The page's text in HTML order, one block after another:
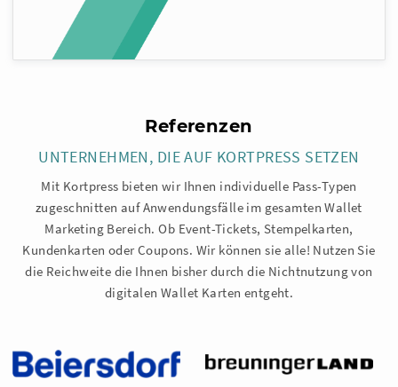
Referenzen
UNTERNEHMEN, DIE AUF KORTPRESS SETZEN
Mit Kortpress bieten wir Ihnen individuelle Pass-Typen
zugeschnitten auf Anwendungsfälle im gesamten Wallet
Marketing Bereich. Ob Event-Tickets, Stempelkarten,
Kundenkarten oder Coupons. Wir können sie alle! Nutzen Sie
die Reichweite die Ihnen bisher durch die Nichtnutzung von
digitalen Wallet Karten entgeht.